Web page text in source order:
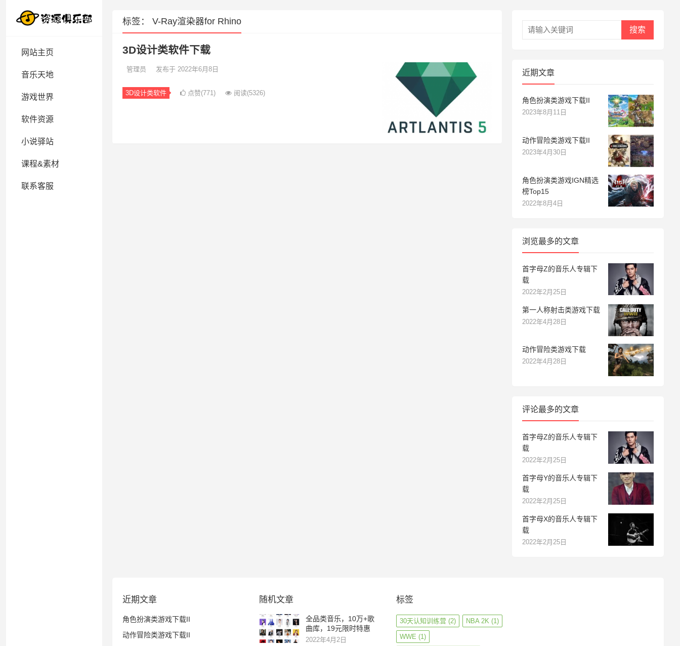
网站主页
音乐天地
游戏世界
软件资源
小说驿站
课程&素材
联系客服
标签： V-Ray渲染器for Rhino
3D设计类软件下载
管理员 发布于 2022年6月8日
3D设计类软件 点赞(771) 阅读(5326)
搜索
近期文章
角色扮演类游戏下载II
2023年8月11日
动作冒险类游戏下载II
2023年4月30日
角色扮演类游戏IGN精选
榜Top15
2022年8月4日
浏览最多的文章
首字母Z的音乐人专辑下
载
2022年2月25日
第一人称射击类游戏下载
2022年4月28日
动作冒险类游戏下载
2022年4月28日
评论最多的文章
首字母Z的音乐人专辑下
载
2022年2月25日
首字母Y的音乐人专辑下
载
2022年2月25日
首字母X的音乐人专辑下
载
2022年2月25日
近期文章
角色扮演类游戏下载II
动作冒险类游戏下载II
随机文章
全品类音乐，10万+歌
曲库，19元限时特惠
2022年4月2日
标签
30天认知训练营(2) NBA 2K(1)
WWE (1)